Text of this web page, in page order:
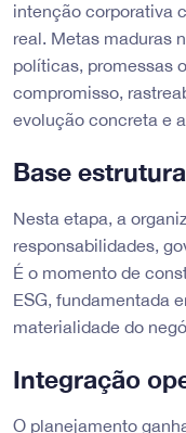
intenção corporativa
real. Metas maduras
políticas, promessas
compromisso,
evolução concreta e
Base
Nesta etapa, a
responsabilidades,
É o momento de
ESG, fundamentada
materialidade do
Integração
O planejamento